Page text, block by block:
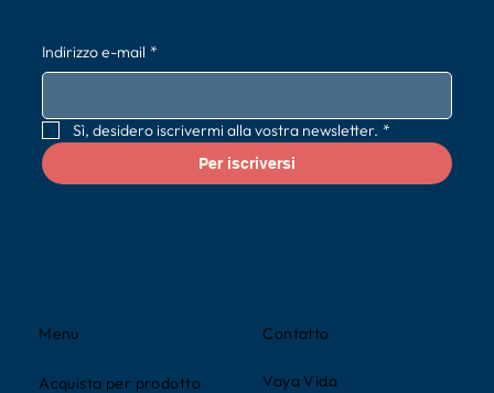
Contatto
Vaya Vida
Menu
Acquista per prodotto
Indirizzo e-mail *
Sì, desidero iscrivermi alla vostra newsletter. *
Per iscriversi